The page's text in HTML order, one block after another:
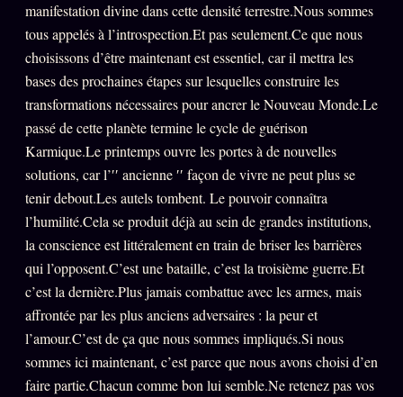
Catalogue
ZS Bundle
Références
L'Association
S'abonner GRATUIT
Cercle Privé
Mécène
Témoignages
Lectures des sœurs
Bienvenue nouveau membre
manifestation divine dans cette densité terrestre.Nous sommes
tous appelés à l’introspection.Et pas seulement.Ce que nous
choisissons d’être maintenant est essentiel, car il mettra les
bases des prochaines étapes sur lesquelles construire les
transformations nécessaires pour ancrer le Nouveau Monde.Le
passé de cette planète termine le cycle de guérison
Karmique.Le printemps ouvre les portes à de nouvelles
solutions, car l’′′ ancienne ′′ façon de vivre ne peut plus se
tenir debout.Les autels tombent. Le pouvoir connaîtra
l’humilité.Cela se produit déjà au sein de grandes institutions,
la conscience est littéralement en train de briser les barrières
qui l’opposent.C’est une bataille, c’est la troisième guerre.Et
c’est la dernière.Plus jamais combattue avec les armes, mais
affrontée par les plus anciens adversaires : la peur et
l’amour.C’est de ça que nous sommes impliqués.Si nous
sommes ici maintenant, c’est parce que nous avons choisi d’en
faire partie.Chacun comme bon lui semble.Ne retenez pas vos